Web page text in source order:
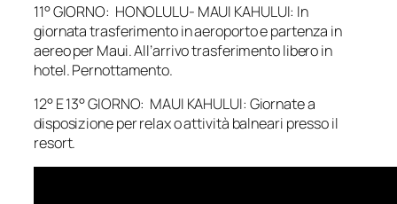
11° GIORNO: HONOLULU- MAUI KAHULUI: In
giornata trasferimento in aeroporto e partenza in
aereo per Maui. All’arrivo trasferimento libero in
hotel. Pernottamento.
12° E 13° GIORNO: MAUI KAHULUI: Giornate a
disposizione per relax o attività balneari presso il
resort.